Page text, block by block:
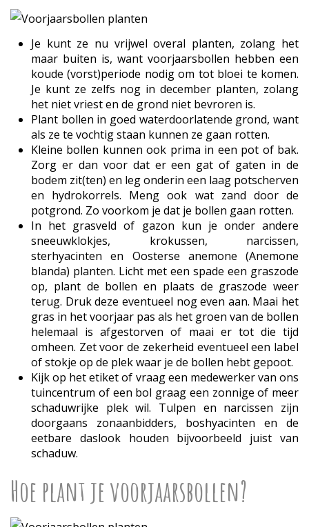
Je kunt ze nu vrijwel overal planten, zolang het
maar buiten is, want voorjaarsbollen hebben een
koude (vorst)periode nodig om tot bloei te komen.
Je kunt ze zelfs nog in december planten, zolang
het niet vriest en de grond niet bevroren is.
Plant bollen in goed waterdoorlatende grond, want
als ze te vochtig staan kunnen ze gaan rotten.
Kleine bollen kunnen ook prima in een pot of bak.
Zorg er dan voor dat er een gat of gaten in de
bodem zit(ten) en leg onderin een laag potscherven
en hydrokorrels. Meng ook wat zand door de
potgrond. Zo voorkom je dat je bollen gaan rotten.
In het grasveld of gazon kun je onder andere
sneeuwklokjes, krokussen, narcissen,
sterhyacinten en Oosterse anemone (Anemone
blanda) planten. Licht met een spade een graszode
op, plant de bollen en plaats de graszode weer
terug. Druk deze eventueel nog even aan. Maai het
gras in het voorjaar pas als het groen van de bollen
helemaal is afgestorven of maai er tot die tijd
omheen. Zet voor de zekerheid eventueel een label
of stokje op de plek waar je de bollen hebt gepoot.
Kijk op het etiket of vraag een medewerker van ons
tuincentrum of een bol graag een zonnige of meer
schaduwrijke plek wil. Tulpen en narcissen zijn
doorgaans zonaanbidders, boshyacinten en de
eetbare daslook houden bijvoorbeeld juist van
schaduw.
Hoe plant je voorjaarsbollen?